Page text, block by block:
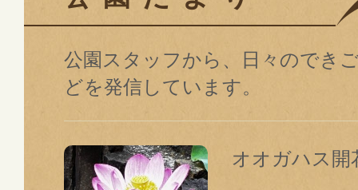
公園スタッフから、⽇々のでき
どを発信しています。
オオガハス開